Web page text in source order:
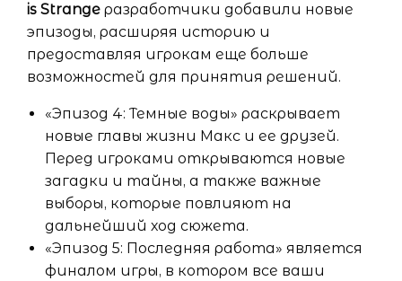
is Strange разработчики добавили новые
эпизоды, расширяя историю и
предоставляя игрокам еще больше
возможностей для принятия решений.
«Эпизод 4: Темные воды» раскрывает
новые главы жизни Макс и ее друзей.
Перед игроками открываются новые
загадки и тайны, а также важные
выборы, которые повлияют на
дальнейший ход сюжета.
«Эпизод 5: Последняя работа» является
финалом игры, в котором все ваши